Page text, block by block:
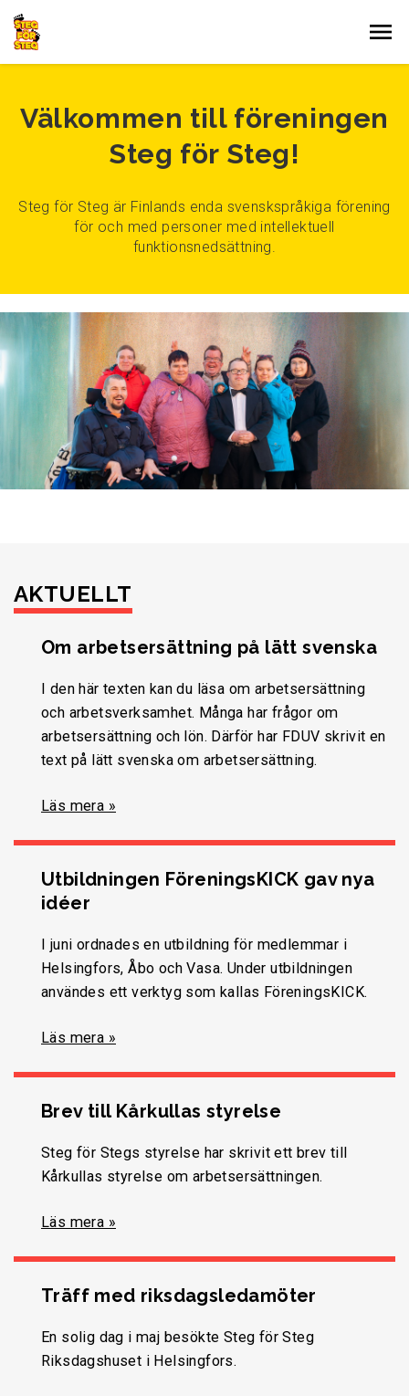
Gå till innehållet
Välkommen till föreningen
Steg för Steg!
Steg för Steg är Finlands enda svenskspråkiga förening
för och med personer med intellektuell
funktionsnedsättning.
AKTUELLT
Om arbetsersättning på lätt svenska
I den här texten kan du läsa om arbetsersättning
och arbetsverksamhet. Många har frågor om
arbetsersättning och lön. Därför har FDUV skrivit en
text på lätt svenska om arbetsersättning.
Läs mera »
Utbildningen FöreningsKICK gav nya
idéer
I juni ordnades en utbildning för medlemmar i
Helsingfors, Åbo och Vasa. Under utbildningen
användes ett verktyg som kallas FöreningsKICK.
Läs mera »
Brev till Kårkullas styrelse
Steg för Stegs styrelse har skrivit ett brev till
Kårkullas styrelse om arbetsersättningen.
Läs mera »
Träff med riksdagsledamöter
En solig dag i maj besökte Steg för Steg
Riksdagshuset i Helsingfors.